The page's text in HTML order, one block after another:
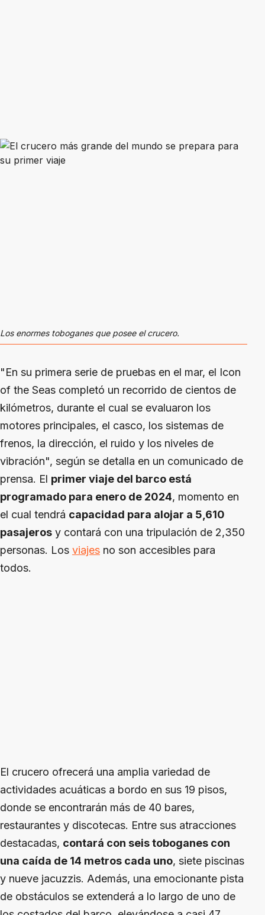
Los enormes toboganes que posee el crucero.
"En su primera serie de pruebas en el mar, el Icon
of the Seas completó un recorrido de cientos de
kilómetros, durante el cual se evaluaron los
motores principales, el casco, los sistemas de
frenos, la dirección, el ruido y los niveles de
vibración", según se detalla en un comunicado de
prensa. El primer viaje del barco está
programado para enero de 2024, momento en
el cual tendrá capacidad para alojar a 5,610
pasajeros y contará con una tripulación de 2,350
personas. Los viajes no son accesibles para
todos.
El crucero ofrecerá una amplia variedad de
actividades acuáticas a bordo en sus 19 pisos,
donde se encontrarán más de 40 bares,
restaurantes y discotecas. Entre sus atracciones
destacadas, contará con seis toboganes con
una caída de 14 metros cada uno, siete piscinas
y nueve jacuzzis. Además, una emocionante pista
de obstáculos se extenderá a lo largo de uno de